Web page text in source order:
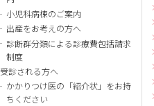
小児科病棟のご案内
出産をお考えの方へ
診断群分類による診療費包括請求
制度
受診される方へ
かかりつけ医の「紹介状」をお持
ちください